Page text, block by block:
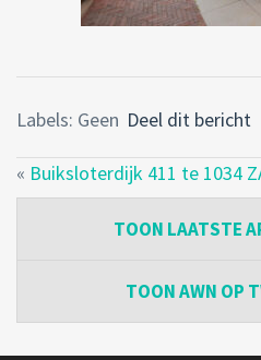
Deel dit bericht
Labels: Geen
« Buiksloterdijk 411 te 1034
TOON LAATSTE
TOONAWN OP